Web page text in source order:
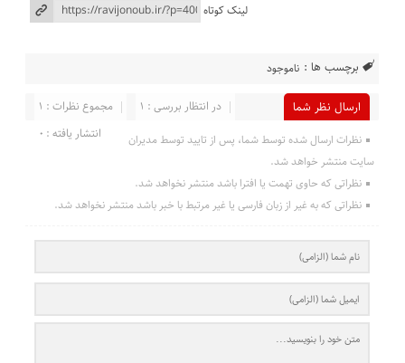
لینک کوتاه
برچسب ها : ناموجود
ارسال نظر شما مجموع نظرات : 1
در انتظار بررسی : 1
انتشار یافته : 0
نظرات ارسال شده توسط شما، پس از تایید توسط مدیران
سایت منتشر خواهد شد.
نظراتی که حاوی تهمت یا افترا باشد منتشر نخواهد شد.
نظراتی که به غیر از زبان فارسی یا غیر مرتبط با خبر باشد منتشر نخواهد شد.